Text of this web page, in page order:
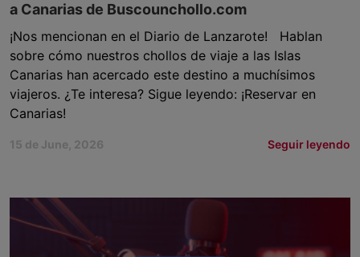
a Canarias de Buscounchollo.com
¡Nos mencionan en el Diario de Lanzarote! Hablan
sobre cómo nuestros chollos de viaje a las Islas
Canarias han acercado este destino a muchísimos
viajeros. ¿Te interesa? Sigue leyendo: ¡Reservar en
Canarias!
15 de June, 2026 Seguir leyendo